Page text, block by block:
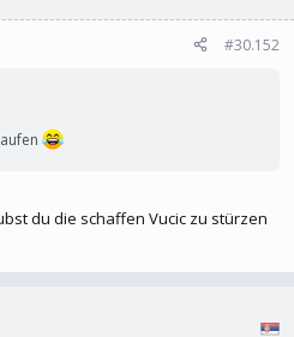
#30.152
du die schaffen Vucic zu stürzen